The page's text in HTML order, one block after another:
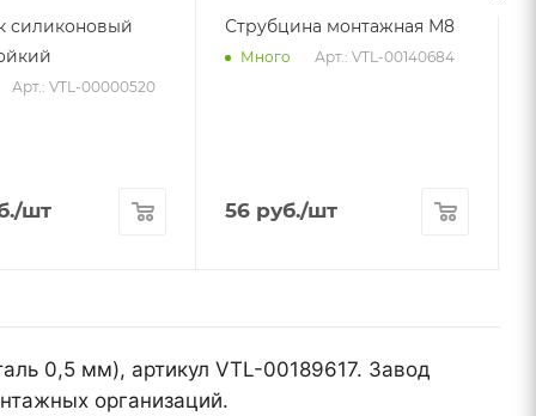
силиконовый
Арт.: VTL-00000520
/шт
Струбцина монтажная М8
Много Арт.: VTL-00140684
56 руб./шт
0,5 мм), артикул VTL-00189617. Завод
организаций.